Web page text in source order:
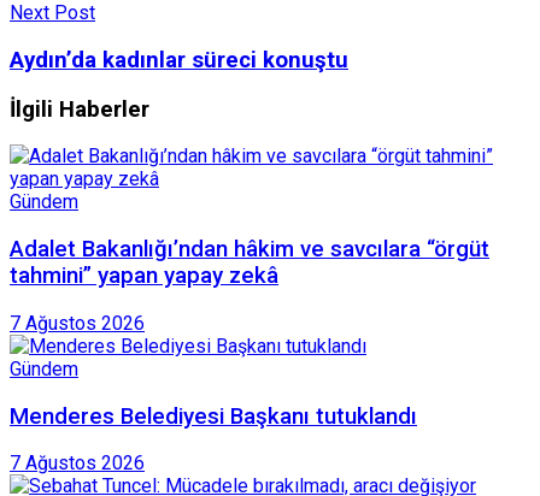
Next Post
Aydın’da kadınlar süreci konuştu
İlgili Haberler
Gündem
Adalet Bakanlığı’ndan hâkim ve savcılara “örgüt
tahmini” yapan yapay zekâ
7 Ağustos 2026
Gündem
Menderes Belediyesi Başkanı tutuklandı
7 Ağustos 2026